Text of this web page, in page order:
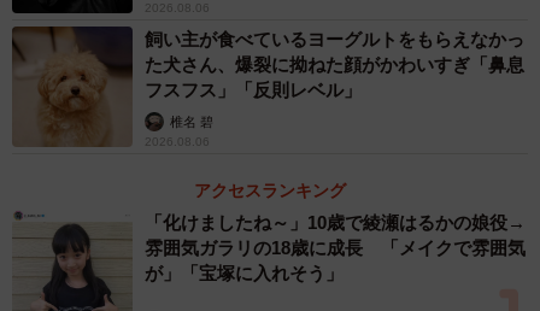
2026.08.06
飼い主が食べているヨーグルトをもらえなかっ
た犬さん、爆裂に拗ねた顔がかわいすぎ「鼻息
フスフス」「反則レベル」
椎名 碧
2026.08.06
アクセスランキング
「化けましたね～」10歳で綾瀬はるかの娘役→
雰囲気ガラリの18歳に成長 「メイクで雰囲気
が」「宝塚に入れそう」